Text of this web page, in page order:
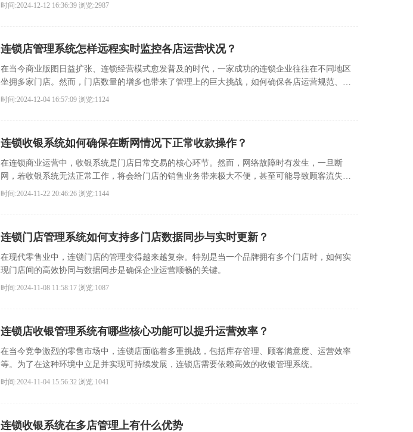
时间:2024-12-12 16:36:39 浏览:2987
连锁店管理系统怎样远程实时监控各店运营状况？
在当今商业版图日益扩张、连锁经营模式愈发普及的时代，一家成功的连锁企业往往在不同地区
坐拥多家门店。然而，门店数量的增多也带来了管理上的巨大挑战，如何确保各店运营规范、高
效，成为连锁企业掌舵者们亟待解决的关键问题。
时间:2024-12-04 16:57:09 浏览:1124
连锁收银系统如何确保在断网情况下正常收款操作？
在连锁商业运营中，收银系统是门店日常交易的核心环节。然而，网络故障时有发生，一旦断
网，若收银系统无法正常工作，将会给门店的销售业务带来极大不便，甚至可能导致顾客流失和
经济损失。
时间:2024-11-22 20:46:26 浏览:1144
连锁门店管理系统如何支持多门店数据同步与实时更新？
在现代零售业中，连锁门店的管理变得越来越复杂。特别是当一个品牌拥有多个门店时，如何实
现门店间的高效协同与数据同步是确保企业运营顺畅的关键。
时间:2024-11-08 11:58:17 浏览:1087
连锁店收银管理系统有哪些核心功能可以提升运营效率？
在当今竞争激烈的零售市场中，连锁店面临着多重挑战，包括库存管理、顾客满意度、运营效率
等。为了在这种环境中立足并实现可持续发展，连锁店需要依赖高效的收银管理系统。
时间:2024-11-04 15:56:32 浏览:1041
连锁收银系统在多店管理上有什么优势